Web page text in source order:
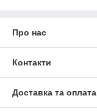
Про нас
Контакти
Доставка та оплата